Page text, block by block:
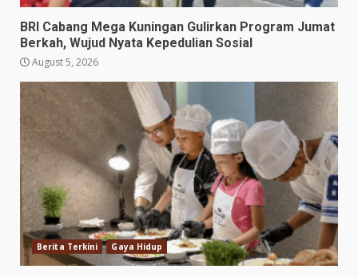
BRI Cabang Mega Kuningan Gulirkan Program Jumat
Berkah, Wujud Nyata Kepedulian Sosial
August 5, 2026
Berita Terkini Gaya Hidup